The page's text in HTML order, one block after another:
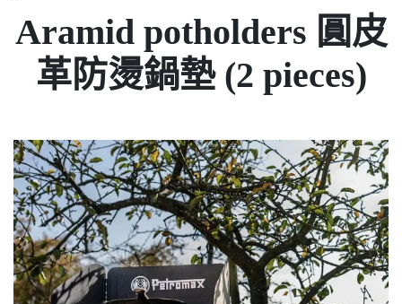
Aramid potholders 圓皮
革防燙鍋墊 (2 pieces)